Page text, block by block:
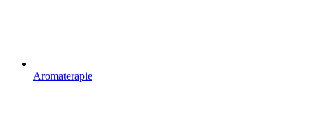
Aromaterapie